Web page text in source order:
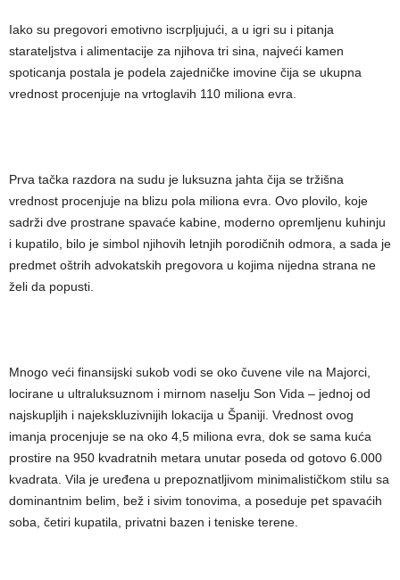
Iako su pregovori emotivno iscrpljujući, a u igri su i pitanja
starateljstva i alimentacije za njihova tri sina, najveći kamen
spoticanja postala je podela zajedničke imovine čija se ukupna
vrednost procenjuje na vrtoglavih 110 miliona evra.
Prva tačka razdora na sudu je luksuzna jahta čija se tržišna
vrednost procenjuje na blizu pola miliona evra. Ovo plovilo, koje
sadrži dve prostrane spavaće kabine, moderno opremljenu kuhinju
i kupatilo, bilo je simbol njihovih letnjih porodičnih odmora, a sada je
predmet oštrih advokatskih pregovora u kojima nijedna strana ne
želi da popusti.
Mnogo veći finansijski sukob vodi se oko čuvene vile na Majorci,
locirane u ultraluksuznom i mirnom naselju Son Vida – jednoj od
najskupljih i najekskluzivnijih lokacija u Španiji. Vrednost ovog
imanja procenjuje se na oko 4,5 miliona evra, dok se sama kuća
prostire na 950 kvadratnih metara unutar poseda od gotovo 6.000
kvadrata. Vila je uređena u prepoznatljivom minimalističkom stilu sa
dominantnim belim, bež i sivim tonovima, a poseduje pet spavaćih
soba, četiri kupatila, privatni bazen i teniske terene.